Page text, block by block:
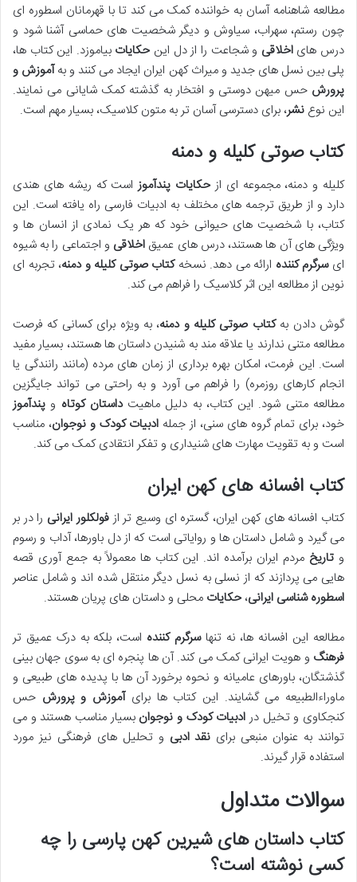
مطالعه شاهنامه آسان به خواننده کمک می کند تا با قهرمانان اسطوره ای
چون رستم، سهراب، سیاوش و دیگر شخصیت های حماسی آشنا شود و
درس هایاخلاقی و شجاعت را از دل اینحکایات بیاموزد. این کتاب ها،
پلی بین نسل های جدید و میراث کهن ایران ایجاد می کنند و بهآموزش و
پرورش حس میهن دوستی و افتخار به گذشته کمک شایانی می نمایند.
این نوع نشر، برای دسترسی آسان تر به متون کلاسیک، بسیار مهم است.
کتاب صوتی کلیله و دمنه
کلیله و دمنه، مجموعه ای ازحکایات پندآموزاست که ریشه های هندی
دارد و از طریق ترجمه های مختلف به ادبیات فارسی راه یافته است. این
کتاب، با شخصیت های حیوانی خود که هر یک نمادی از انسان ها و
ویژگی های آن ها هستند، درس های عمیق اخلاقی و اجتماعی را به شیوه
ایسرگرم کننده ارائه می دهد. نسخهکتاب صوتی کلیله و دمنه، تجربه ای
نوین از مطالعه این اثر کلاسیک را فراهم می کند.
گوش دادن بهکتاب صوتی کلیله و دمنه، به ویژه برای کسانی که فرصت
مطالعه متنی ندارند یا علاقه مند به شنیدن داستان ها هستند، بسیار مفید
است. این فرمت، امکان بهره برداری از زمان های مرده (مانند رانندگی یا
انجام کارهای روزمره) را فراهم می آورد و به راحتی می تواند جایگزین
مطالعه متنی شود. این کتاب، به دلیل ماهیتداستان کوتاه و پندآموز
خود، برای تمام گروه های سنی، از جمله ادبیات کودک و نوجوان، مناسب
است و به تقویت مهارت های شنیداری و تفکر انتقادی کمک می کند.
کتاب افسانه های کهن ایران
کتاب افسانه های کهن ایران، گستره ای وسیع تر ازفولکلور ایرانی را در بر
می گیرد و شامل داستان ها و روایاتی است که از دل باورها، آداب و رسوم
و تاریخ مردم ایران برآمده اند. این کتاب ها معمولاً به جمع آوری قصه
هایی می پردازند که از نسلی به نسل دیگر منتقل شده اند و شامل عناصر
اسطوره شناسی ایرانی،حکایات محلی و داستان های پریان هستند.
مطالعه این افسانه ها، نه تنهاسرگرم کننده است، بلکه به درک عمیق تر
فرهنگ و هویت ایرانی کمک می کند. آن ها پنجره ای به سوی جهان بینی
گذشتگان، باورهای عامیانه و نحوه برخورد آن ها با پدیده های طبیعی و
ماوراءالطبیعه می گشایند. این کتاب ها برایآموزش و پرورش حس
کنجکاوی و تخیل درادبیات کودک و نوجوان بسیار مناسب هستند و می
توانند به عنوان منبعی برای نقد ادبی و تحلیل های فرهنگی نیز مورد
استفاده قرار گیرند.
سوالات متداول
کتاب داستان های شیرین کهن پارسی را چه
کسی نوشته است؟